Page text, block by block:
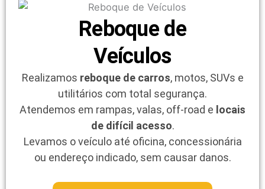
Reboque de
Veículos
Realizamos reboque de carros, motos, SUVs e
utilitários com total segurança.
Atendemos em rampas, valas, off-road e locais
de difícil acesso.
Levamos o veículo até oficina, concessionária
ou endereço indicado, sem causar danos.